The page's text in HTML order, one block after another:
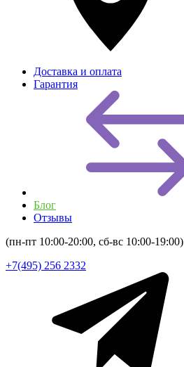
Доставка и оплата
Гарантия
Блог
Отзывы
(пн-пт 10:00-20:00, сб-вс 10:00-19:00)
+7(495) 256 2332